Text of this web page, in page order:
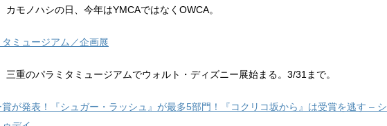
カモノハシの日、今年はYMCAではなくOWCA。
ミュージアム／企画展
三重のパラミタミュージアムでウォルト・ディズニー展始まる。3/31まで。
賞が発表！『シュガー・ラッシュ』が最多5部門！『コクリコ坂から』は受賞を逃す – シ